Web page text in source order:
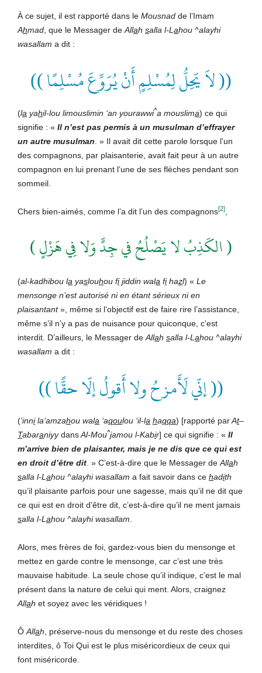
À ce sujet, il est rapporté dans le Mousnad de l’Imam
Ahmad , que le Messager de Allah salla l-L ahou ^alayhi
wasallam a dit :
(( لاَ يَحِلُّ لِمُسْلِمٍ أَنْ يُرَوِّعَ مُسْلِمًا ))
(la yahil-lou limouslimin ‘an yourawwi^a mouslima) ce qui
signifie : « Il n’est pas permis à un musulman d’effrayer
un autre musulman . » Il avait dit cette parole lorsque l’un
des compagnons, par plaisanterie, avait fait peur à un autre
compagnon en lui prenant l’une de ses flèches pendant son
sommeil.
Chers bien-aimés, comme l’a dit l’un des compagnons[2]
( الكَذِبُ لا يَصْلُحُ في جِدٍّ وَلا فِي هَزْلٍ )
(al-kadhibou la yaslouhou fi jiddin wala fihazl) « Le
mensonge n’est autorisé ni en étant sérieux ni en
plaisantant», même si l’objectif est de faire rire l’assistance,
même s’il n’y a pas de nuisance pour quiconque, c’est
interdit. D’ailleurs, le Messager deAllah salla l-Lahou ^alayhi
wasallam a dit :
(( إنّي لَأَمزحُ ولا أَقولُ إلّا حقًّا ))
(‘innila‘amzahou wala ‘aqoulou ‘il-la haqqa) [rapporté parAt–
TabaraniyydansAl-Mou^jamou l-Kabir] ce qui signifie : « Il
m’arrive bien de plaisanter, mais je ne dis que ce qui est
en droit d’être dit. » C’est-à-dire que le Messager deAllah
salla l-Lahou ^alayhi wasallam a fait savoir dans ce hadith
qu’il plaisante parfois pour une sagesse, mais qu’il ne dit que
ce qui est en droit d’être dit, c’est-à-dire qu’il ne ment jamais
salla l-Lahou ^alayhi wasallam.
Alors, mes frères de foi, gardez-vous bien du mensonge et
mettez en garde contre le mensonge, car c’est une très
mauvaise habitude. La seule chose qu’il indique, c’est le mal
présent dans la nature de celui qui ment. Alors, craignez
Allah et soyez avec les véridiques !
ÔAllah, préserve-nous du mensonge et du reste des choses
interdites, ô Toi Qui est le plus miséricordieux de ceux qui
font miséricorde.